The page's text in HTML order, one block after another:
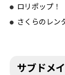
ロリポップ！
さくらのレ
サブドメ